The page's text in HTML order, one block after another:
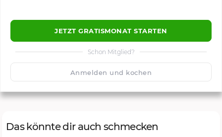
JETZT GRATISMONAT STARTEN
Schon Mitglied?
Anmelden und kochen
🙂 1500 Speichern
Das könnte dir auch schmecken